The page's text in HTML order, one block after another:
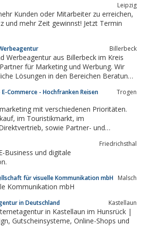
Leipzig
und mehr Zeit gewinnst! Jetzt Termin
Billerbeck
Werbeagentur aus Billerbeck im Kreis
für Marketing und Werbung. Wir
Lösungen in den Bereichen Beratung,
Commerce - Hochfranken Reisen
Trogen
mit verschiedenen Prioritäten.
sowie Partner- und
Friedrichsthal
Business und digitale
für visuelle Kommunikation mbH Malsch
Kommunikation mbH
in Deutschland Kastellaun
in Kastellaun im Hunsrück |